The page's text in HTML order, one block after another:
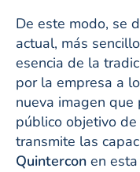
De este modo, se
actual, más
esencia de la
por la empresa a
nueva imagen que
público objetivo
transmite las
Quintercon en